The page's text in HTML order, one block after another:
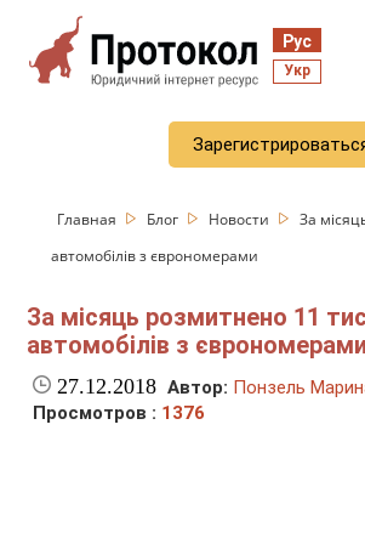
Рус
Укр
Главная Блог Новости
За
автомобілів з єврономерами
За місяць розмитнено 11
автомобілів з єврономерами
27.12.2018 Автор: Понзель
Просмотров : 1376